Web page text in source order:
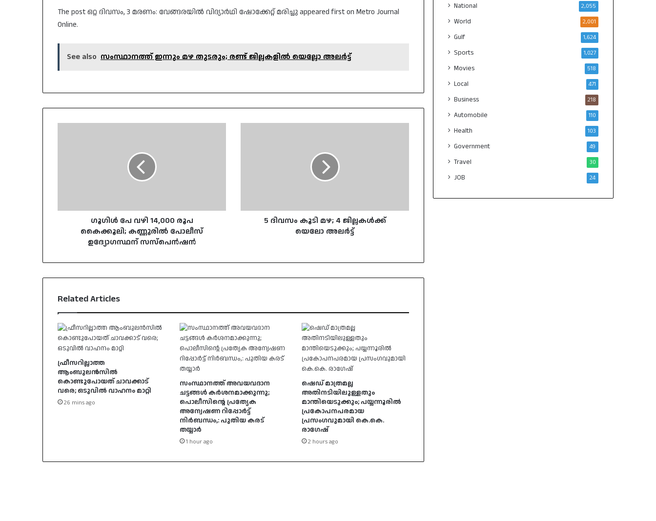
The post ഒറ്റ ദിവസം, 3 മരണം: വേങ്ങരയിൽ വിദ്യാർഥി ഷോക്കേറ്റ് മരിച്ചു appeared first on Metro Journal
Online.
See also സംസ്ഥാനത്ത് ഇന്നും മഴ തുടരും; രണ്ട് ജില്ലകളിൽ യെല്ലോ അലർട്ട്
ഉദ്യോഗസ്ഥന്
സസ്‌പെൻഷൻഗൂഗിൾ പേ വഴി 14,000 രൂപ
കൈക്കൂലി; കണ്ണൂരിൽ പോലീസ്
ഉദ്യോഗസ്ഥന് സസ്‌പെൻഷൻ
5 ദിവസം കൂടി മഴ; 4 ജില്ലകൾക്ക്
യെലോ അലർട്ട്
Related Articles
ഫ്രീസറില്ലാത്ത
ആംബുലൻസിൽ
കൊണ്ടുപോയത് ചാവക്കാട്
വരെ; ഒടുവിൽ വാഹനം മാറ്റി
26 mins ago
സംസ്ഥാനത്ത് അവയവദാന
ചട്ടങ്ങൾ കർശനമാക്കുന്നു;
പൊലീസിന്റെ പ്രത്യേക
അന്വേഷണ റിപ്പോർട്ട്
നി‌‍ർബന്ധം,: പുതിയ കരട്
തയ്യാർ
1 hour ago
ഷെഡ് മാത്രമല്ല
അതിനടിയിലുള്ളതും
മാന്തിയെടുക്കും; പയ്യന്നൂരിൽ
പ്രകോപനപരമായ
പ്രസംഗവുമായി കെ.കെ.
രാഗേഷ്
2 hours ago
National 2,055
World 2,001
Gulf 1,624
Sports 1,027
Movies 518
Local 471
Business 218
Automobile 110
Health 103
Government 49
Travel 30
JOB 24